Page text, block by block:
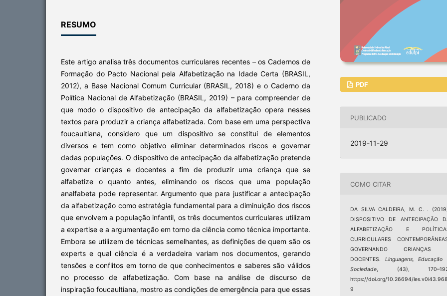
RESUMO
Este artigo analisa três documentos curriculares recentes – os Cadernos de
Formação do Pacto Nacional pela Alfabetização na Idade Certa (BRASIL,
2012), a Base Nacional Comum Curricular (BRASIL, 2018) e o Caderno da
Política Nacional de Alfabetização (BRASIL, 2019) – para compreender de
que modo o dispositivo de antecipação da alfabetização opera nesses
textos para produzir a criança alfabetizada. Com base em uma perspectiva
foucaultiana, considero que um dispositivo se constitui de elementos
diversos e tem como objetivo eliminar determinados riscos e governar
dadas populações. O dispositivo de antecipação da alfabetização pretende
governar crianças e docentes a fim de produzir uma criança que se
alfabetize o quanto antes, eliminando os riscos que uma população
analfabeta pode representar. Argumento que para justificar a antecipação
da alfabetização como estratégia fundamental para a diminuição dos riscos
que envolvem a população infantil, os três documentos curriculares utilizam
a expertise e a argumentação em torno da ciência como técnica importante.
Embora se utilizem de técnicas semelhantes, as definições de quem são os
experts e qual ciência é a verdadeira variam nos documentos, gerando
tensões e conflitos em torno de que conhecimentos e saberes são válidos
no processo de alfabetização. Com base na análise de discurso de
inspiração foucaultiana, mostro as condições de emergência para que essas
PDF
PUBLICADO
2019-11-29
COMO CITAR
DA SILVA CALDEIRA, M. C. .
DISPOSITIVO DE ANTECIPAÇÃO
ALFABETIZAÇÃO E
CURRICULARES
GOVERNANDO CRIANÇAS
DOCENTES. Linguagens, Educação
Sociedade, (43),
https://doi.org/10.26694/
9